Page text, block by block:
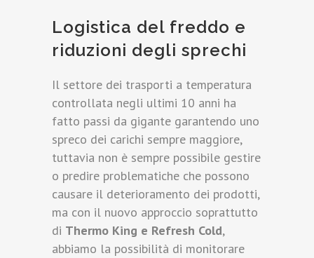
Logistica del freddo e
riduzioni degli sprechi
Il settore dei trasporti a temperatura
controllata negli ultimi 10 anni ha
fatto passi da gigante garantendo uno
spreco dei carichi sempre maggiore,
tuttavia non è sempre possibile gestire
o predire problematiche che possono
causare il deterioramento dei prodotti,
ma con il nuovo approccio soprattutto
di Thermo King e Refresh Cold,
abbiamo la possibilità di monitorare